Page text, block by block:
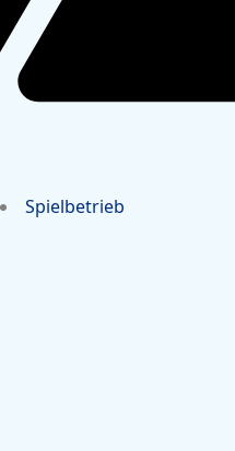
Spielbetrieb